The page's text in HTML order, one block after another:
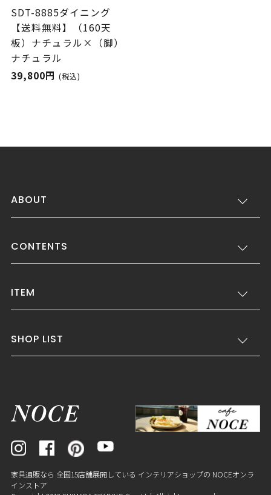
SDT-8885ダイニング
【送料無料】（160天
板）ナチュラル×（脚）
ナチュラル
39,800円 (税込)
ABOUT
CONTENTS
ITEM
SHOP LIST
家具通販なら 全国15店舗展開している インテリアショップの NOCEオンラ
インストア